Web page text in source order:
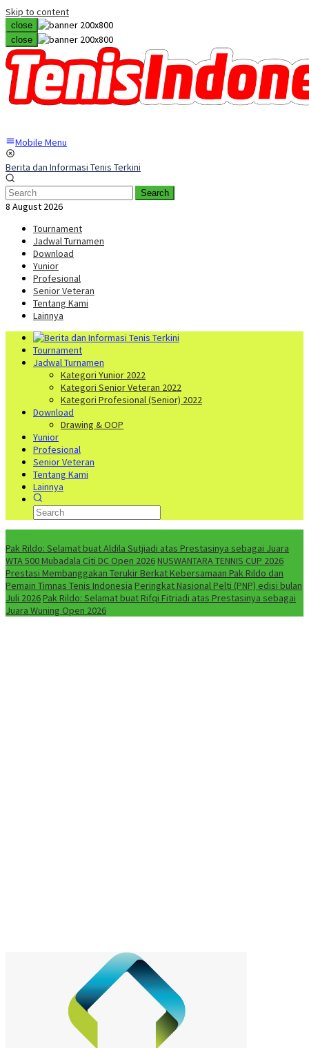
Skip to content
close
close
Mobile Menu
Berita dan Informasi Tenis Terkini
Search
8 August 2026
Tournament
Jadwal Turnamen
Download
Yunior
Profesional
Senior Veteran
Tentang Kami
Lainnya
Tournament
Jadwal Turnamen
Kategori Yunior 2022
Kategori Senior Veteran 2022
Kategori Profesional (Senior) 2022
Download
Drawing & OOP
Yunior
Profesional
Senior Veteran
Tentang Kami
Lainnya
Pak Rildo: Selamat buat Aldila Sutjiadi atas Prestasinya sebagai Juara
WTA 500 Mubadala Citi DC Open 2026NUSWANTARA TENNIS CUP 2026
Prestasi Membanggakan Terukir Berkat Kebersamaan Pak Rildo dan
Pemain Timnas Tenis Indonesia Peringkat Nasional Pelti (PNP) edisi bulan
Juli 2026Pak Rildo: Selamat buat Rifqi Fitriadi atas Prestasinya sebagai
Juara Wuning Open 2026